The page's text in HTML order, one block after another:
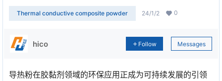
Thermal conductive composite powder 24/1/2 0
hico Follow Messages
导热粉在胶黏剂领域的环保应用正成为可持续发展的引领